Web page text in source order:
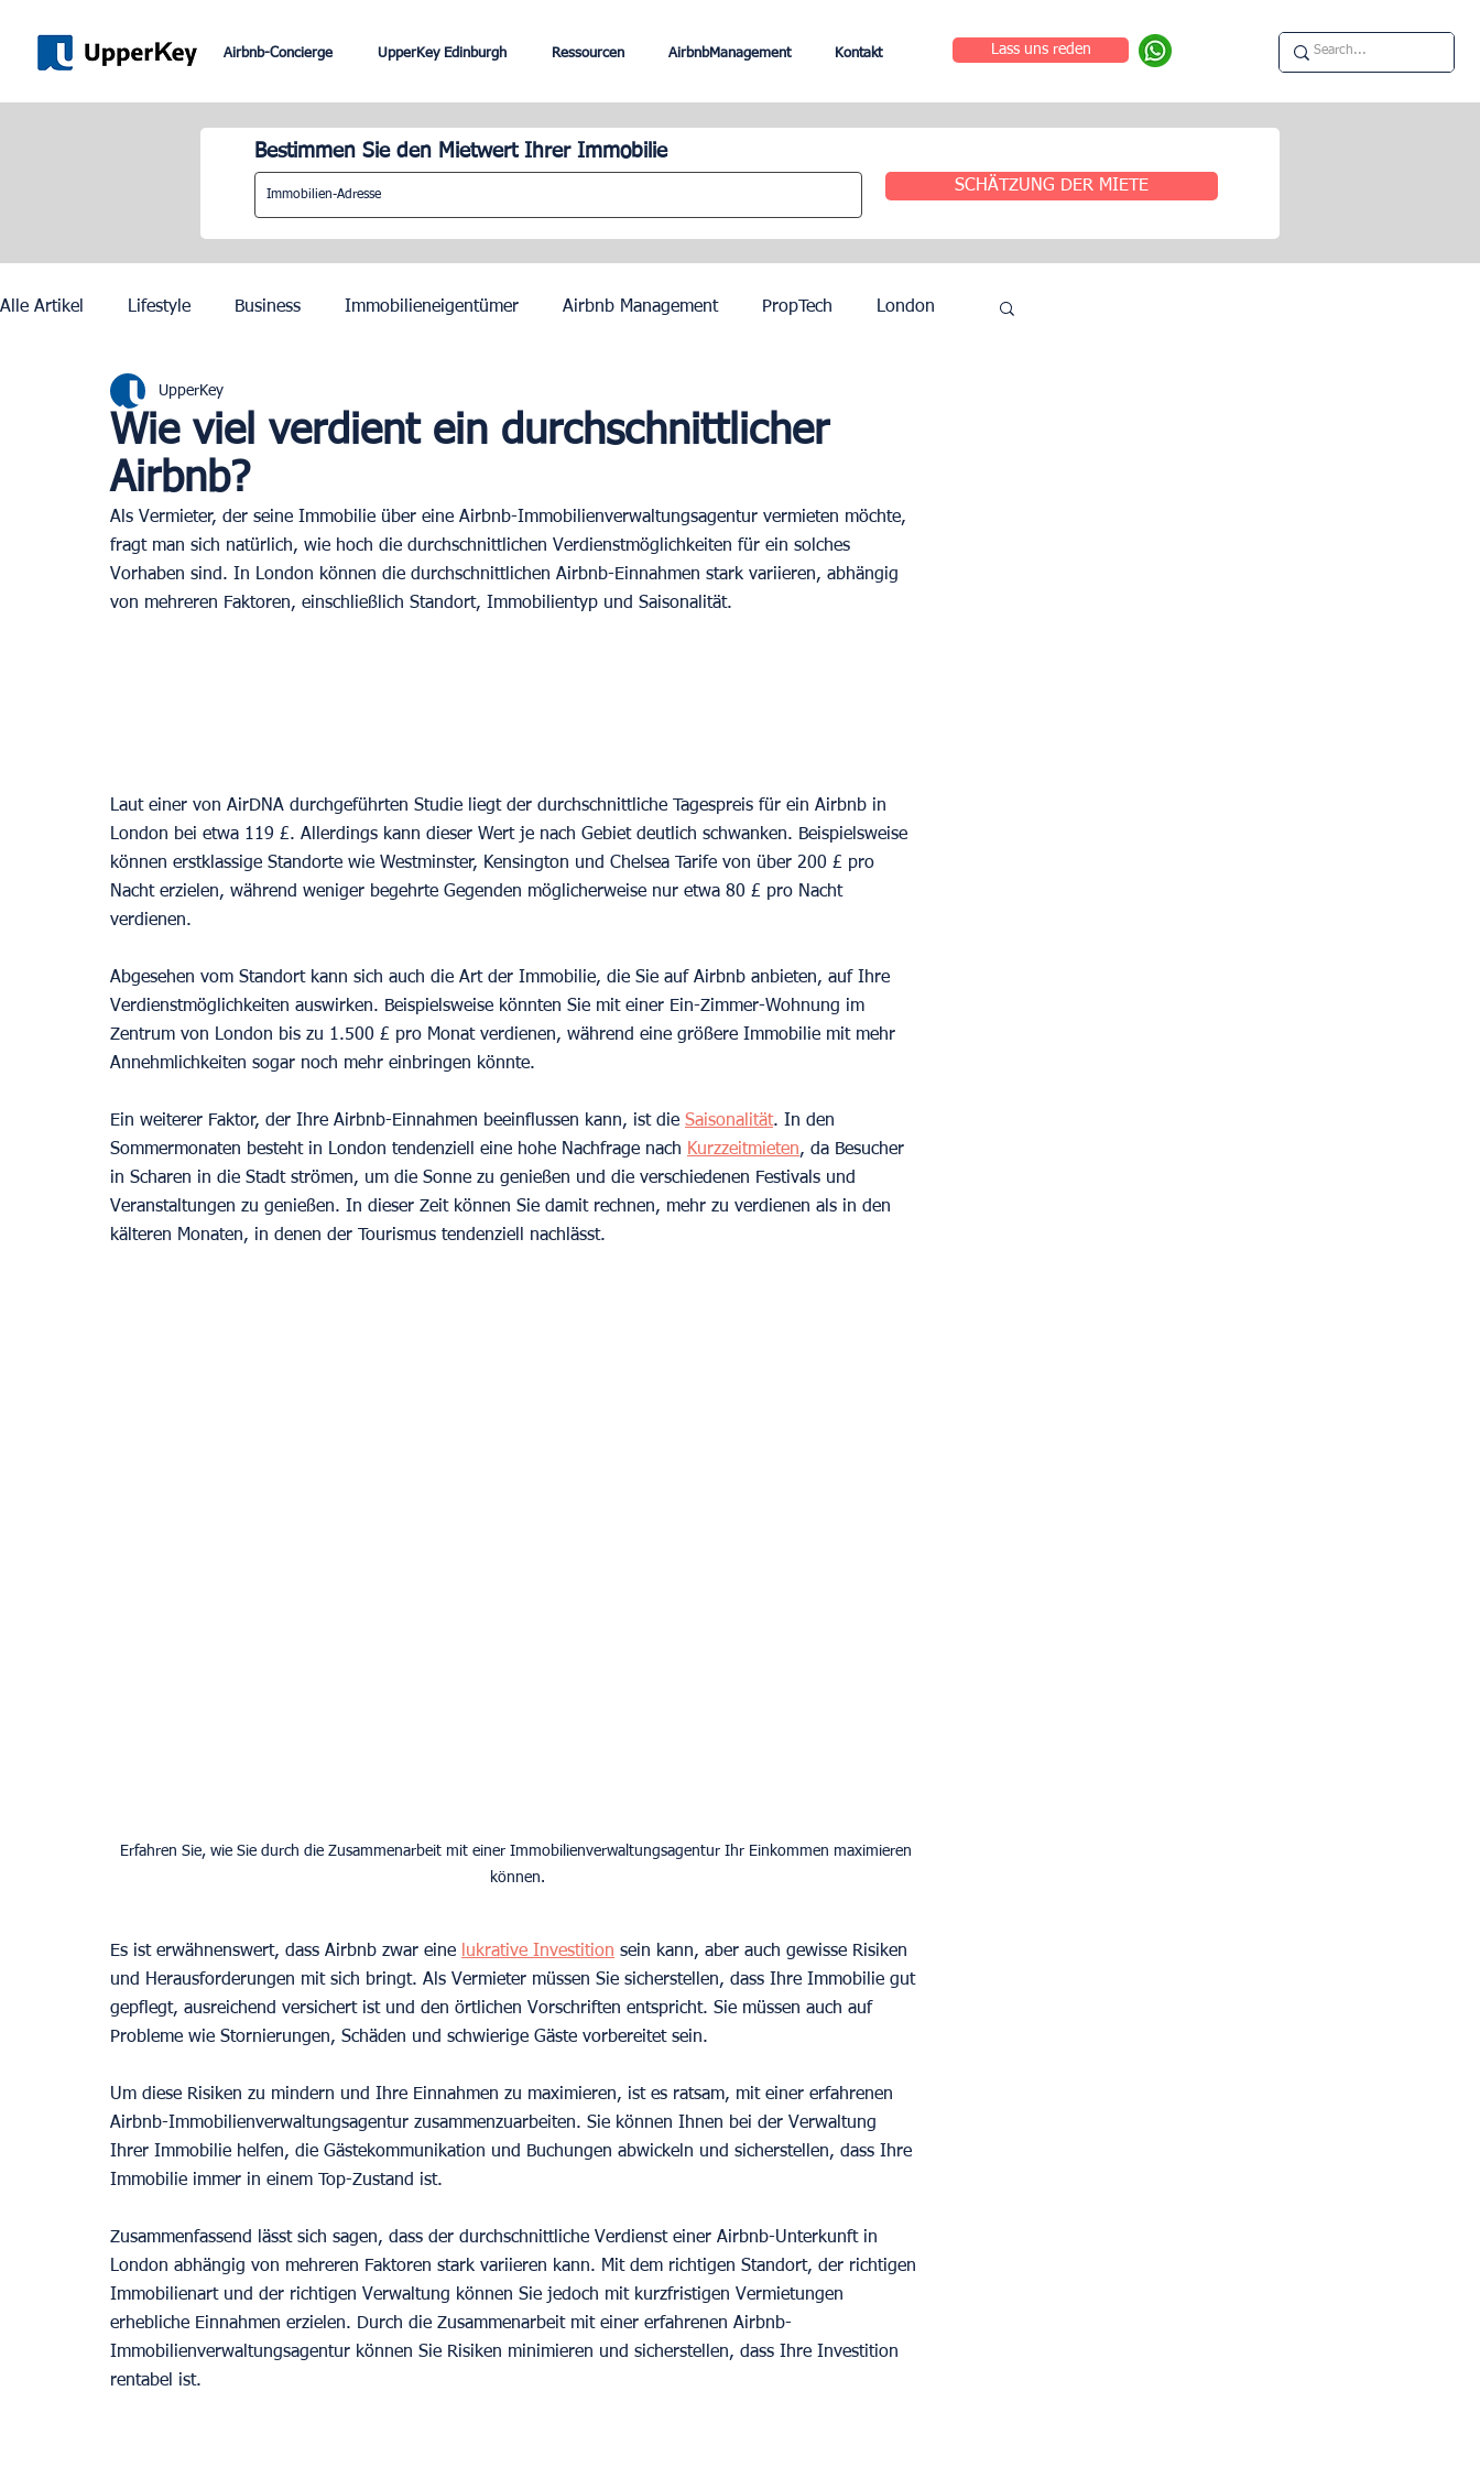
Airbnb-Concierge UpperKey Edinburgh Ressourcen AirbnbManagement Kontakt Lass uns reden
Bestimmen Sie den Mietwert Ihrer Immobilie
SCHÄTZUNG DER MIETE
Alle Artikel Lifestyle Business Immobilieneigentümer Airbnb Management PropTech London
Rom Dubai
Olympische Spiele 2024 in Paris
Wie viel verdient ein durchschnittlicher
Airbnb?
UpperKey
Als Vermieter, der seine Immobilie über eine Airbnb-Immobilienverwaltungsagentur vermieten möchte,
fragt man sich natürlich, wie hoch die durchschnittlichen Verdienstmöglichkeiten für ein solches
Vorhaben sind. In London können die durchschnittlichen Airbnb-Einnahmen stark variieren, abhängig
von mehreren Faktoren, einschließlich Standort, Immobilientyp und Saisonalität.
Laut einer von AirDNA durchgeführten Studie liegt der durchschnittliche Tagespreis für ein Airbnb in
London bei etwa 119 £. Allerdings kann dieser Wert je nach Gebiet deutlich schwanken. Beispielsweise
können erstklassige Standorte wie Westminster, Kensington und Chelsea Tarife von über 200 £ pro
Nacht erzielen, während weniger begehrte Gegenden möglicherweise nur etwa 80 £ pro Nacht
verdienen.
Abgesehen vom Standort kann sich auch die Art der Immobilie, die Sie auf Airbnb anbieten, auf Ihre
Verdienstmöglichkeiten auswirken. Beispielsweise könnten Sie mit einer Ein-Zimmer-Wohnung im
Zentrum von London bis zu 1.500 £ pro Monat verdienen, während eine größere Immobilie mit mehr
Annehmlichkeiten sogar noch mehr einbringen könnte.
Ein weiterer Faktor, der Ihre Airbnb-Einnahmen beeinflussen kann, ist die Saisonalität. In den
Sommermonaten besteht in London tendenziell eine hohe Nachfrage nach Kurzzeitmieten, da Besucher
in Scharen in die Stadt strömen, um die Sonne zu genießen und die verschiedenen Festivals und
Veranstaltungen zu genießen. In dieser Zeit können Sie damit rechnen, mehr zu verdienen als in den
kälteren Monaten, in denen der Tourismus tendenziell nachlässt.
Erfahren Sie, wie Sie durch die Zusammenarbeit mit einer Immobilienverwaltungsagentur Ihr Einkommen maximieren
Es ist erwähnenswert, dass Airbnb zwar eine lukrative Investition sein kann, aber auch gewisse Risiken
und Herausforderungen mit sich bringt. Als Vermieter müssen Sie sicherstellen, dass Ihre Immobilie gut
gepflegt, ausreichend versichert ist und den örtlichen Vorschriften entspricht. Sie müssen auch auf
Probleme wie Stornierungen, Schäden und schwierige Gäste vorbereitet sein.
Um diese Risiken zu mindern und Ihre Einnahmen zu maximieren, ist es ratsam, mit einer erfahrenen
Airbnb-Immobilienverwaltungsagentur zusammenzuarbeiten. Sie können Ihnen bei der Verwaltung
Ihrer Immobilie helfen, die Gästekommunikation und Buchungen abwickeln und sicherstellen, dass Ihre
Immobilie immer in einem Top-Zustand ist.
Zusammenfassend lässt sich sagen, dass der durchschnittliche Verdienst einer Airbnb-Unterkunft in
London abhängig von mehreren Faktoren stark variieren kann. Mit dem richtigen Standort, der richtigen
Immobilienart und der richtigen Verwaltung können Sie jedoch mit kurzfristigen Vermietungen
erhebliche Einnahmen erzielen. Durch die Zusammenarbeit mit einer erfahrenen Airbnb-
Immobilienverwaltungsagentur können Sie Risiken minimieren und sicherstellen, dass Ihre Investition
rentabel ist.